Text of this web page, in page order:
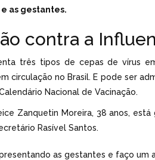
e as gestantes.
contra a
três tipos de cepas de vírus
circulação no Brasil. E pode ser
Nacional de Vacinação.
Zanquetin Moreira, 38 anos,
Rasível Santos.
as gestantes e faço um